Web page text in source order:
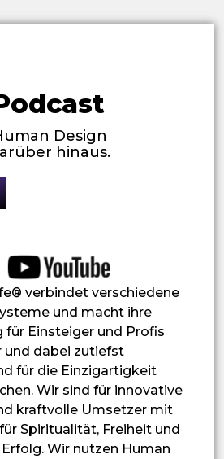
Design
hinaus.
verbindet verschiedene
und macht ihre
für Einsteiger und Profis
und dabei zutiefst
für die Einzigartigkeit
Wir sind für innovative
kraftvolle Umsetzer mit
Spiritualität, Freiheit und
Wir nutzen Human